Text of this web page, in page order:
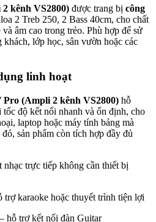
kênh VS2800) được trang bị công
2 Treb 250, 2 Bass 40cm, cho chất
âm cao trong trẻo. Phù hợp để sử
lớp học, sân vườn hoặc các
linh hoạt
Pro (Ampli 2 kênh VS2800) hỗ
tốc độ kết nối nhanh và ổn định, cho
laptop hoặc máy tính bảng mà
sản phẩm còn tích hợp đầy đủ
nhạc trực tiếp không cần thiết bị
trợ karaoke hoặc thuyết trình tiện lợi
– hỗ trợ kết nối đàn Guitar